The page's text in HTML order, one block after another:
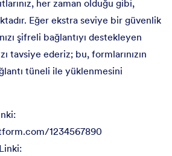
her zaman olduğu gibi,
Eğer ekstra seviye bir güvenlik
şifreli bağlantıyı destekleyen
tavsiye ederiz; bu, formlarınızın
tüneli ile yüklenmesini
1234567890